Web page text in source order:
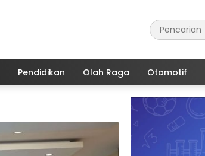
Pendidikan Olah Raga Otomotif